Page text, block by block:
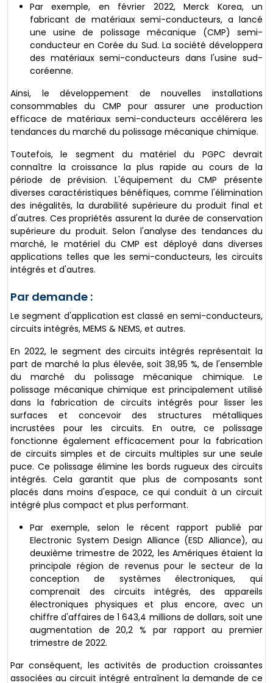
Par exemple, en février 2022, Merck Korea, un
fabricant de matériaux semi-conducteurs, a lancé
une usine de polissage mécanique (CMP) semi-
conducteur en Corée du Sud. La société développera
des matériaux semi-conducteurs dans l'usine sud-
coréenne.
Ainsi, le développement de nouvelles installations
consommables du CMP pour assurer une production
efficace de matériaux semi-conducteurs accélérera les
tendances du marché du polissage mécanique chimique.
Toutefois, le segment du matériel du PGPC devrait
connaître la croissance la plus rapide au cours de la
période de prévision. L'équipement du CMP présente
diverses caractéristiques bénéfiques, comme l'élimination
des inégalités, la durabilité supérieure du produit final et
d'autres. Ces propriétés assurent la durée de conservation
supérieure du produit. Selon l'analyse des tendances du
marché, le matériel du CMP est déployé dans diverses
applications telles que les semi-conducteurs, les circuits
intégrés et d'autres.
Par demande :
Le segment d'application est classé en semi-conducteurs,
circuits intégrés, MEMS & NEMS, et autres.
En 2022, le segment des circuits intégrés représentait la
part de marché la plus élevée, soit 38,95 %, de l'ensemble
du marché du polissage mécanique chimique. Le
polissage mécanique chimique est principalement utilisé
dans la fabrication de circuits intégrés pour lisser les
surfaces et concevoir des structures métalliques
incrustées pour les circuits. En outre, ce polissage
fonctionne également efficacement pour la fabrication
de circuits simples et de circuits multiples sur une seule
puce. Ce polissage élimine les bords rugueux des circuits
intégrés. Cela garantit que plus de composants sont
placés dans moins d'espace, ce qui conduit à un circuit
intégré plus compact et plus performant.
Par exemple, selon le récent rapport publié par
Electronic System Design Alliance (ESD Alliance), au
deuxième trimestre de 2022, les Amériques étaient la
principale région de revenus pour le secteur de la
conception de systèmes électroniques, qui
comprenait des circuits intégrés, des appareils
électroniques physiques et plus encore, avec un
chiffre d'affaires de 1 643,4 millions de dollars, soit une
augmentation de 20,2 % par rapport au premier
trimestre de 2022.
Par conséquent, les activités de production croissantes
associées au circuit intégré entraînent la demande de ce